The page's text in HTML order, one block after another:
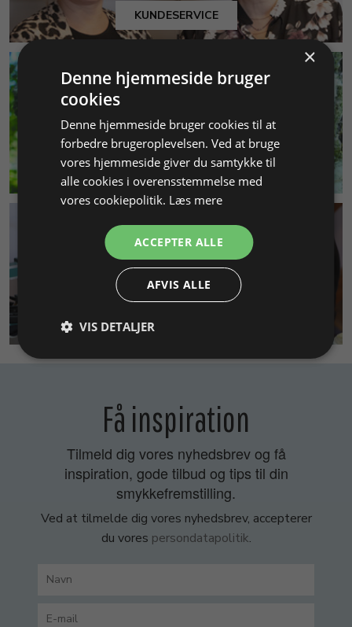
KUNDESERVICE
MILJØ & BÆREDYGTIGHED
Få inspiration
Tilmeld dig vores nyhedsbrev og få
inspiration, gode tilbud og tips til din
smykkefremstilling.
Ved at tilmelde dig vores nyhedsbrev, accepterer
du vores persondatapolitik.
×
Denne hjemmeside bruger
cookies
Denne hjemmeside bruger cookies til at
forbedre brugeroplevelsen. Ved at bruge
vores hjemmeside giver du samtykke til
alle cookies i overensstemmelse med
vores cookiepolitik. Læs mere
ACCEPTER ALLE
AFVIS ALLE
VIS DETALJER